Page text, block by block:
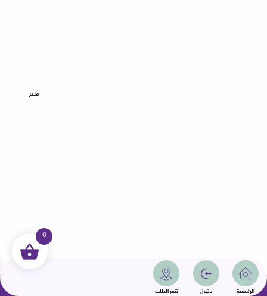
الرئيسية دخول تتبع الطلب
فلتر
جميع الحقوق محفوظة | سمامة 2025 | دولة قطر
0